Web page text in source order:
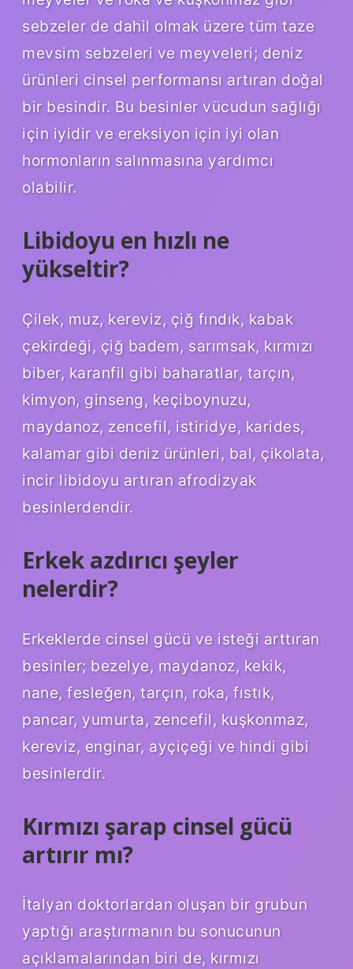
sebzeler de dahil olmak üzere tüm taze
mevsim sebzeleri ve meyveleri; deniz
ürünleri cinsel performansı artıran doğal
bir besindir. Bu besinler vücudun sağlığı
için iyidir ve ereksiyon için iyi olan
hormonların salınmasına yardımcı
olabilir.
Libidoyu en hızlı ne
yükseltir?
Çilek, muz, kereviz, çiğ fındık, kabak
çekirdeği, çiğ badem, sarımsak, kırmızı
biber, karanfil gibi baharatlar, tarçın,
kimyon, ginseng, keçiboynuzu,
maydanoz, zencefil, istiridye, karides,
kalamar gibi deniz ürünleri, bal, çikolata,
incir libidoyu artıran afrodizyak
besinlerdendir.
Erkek azdırıcı şeyler
nelerdir?
Erkeklerde cinsel gücü ve isteği arttıran
besinler; bezelye, maydanoz, kekik,
nane, fesleğen, tarçın, roka, fıstık,
pancar, yumurta, zencefil, kuşkonmaz,
kereviz, enginar, ayçiçeği ve hindi gibi
besinlerdir.
Kırmızı şarap cinsel gücü
artırır mı?
İtalyan doktorlardan oluşan bir grubun
yaptığı araştırmanın bu sonucunun
açıklamalarından biri de, kırmızı